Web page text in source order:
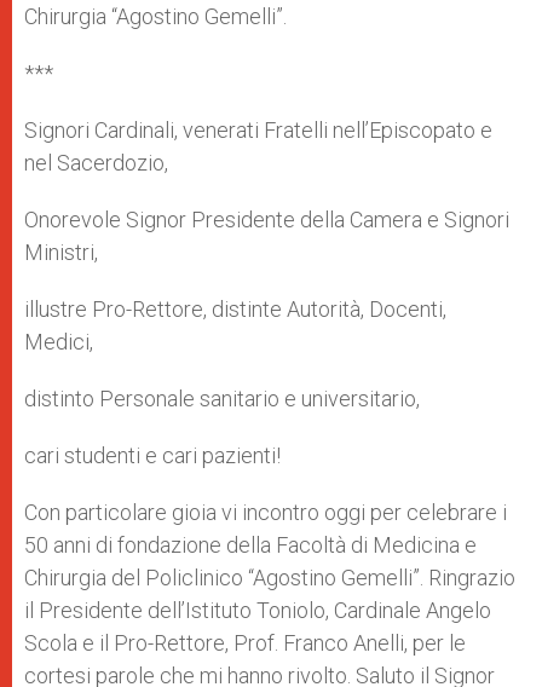
Chirurgia “Agostino Gemelli”.
***
Signori Cardinali, venerati Fratelli nell’Episcopato e
nel Sacerdozio,
Onorevole Signor Presidente della Camera e Signori
Ministri,
illustre Pro-Rettore, distinte Autorità, Docenti,
Medici,
distinto Personale sanitario e universitario,
cari studenti e cari pazienti!
Con particolare gioia vi incontro oggi per celebrare i
50 anni di fondazione della Facoltà di Medicina e
Chirurgia del Policlinico “Agostino Gemelli”. Ringrazio
il Presidente dell’Istituto Toniolo, Cardinale Angelo
Scola e il Pro-Rettore, Prof. Franco Anelli, per le
cortesi parole che mi hanno rivolto. Saluto il Signor